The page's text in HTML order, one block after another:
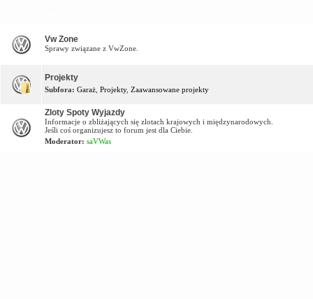
Vw Zone
Sprawy związane z VwZone.
Projekty
Subfora: Garaż Projekty, Zaawansowane projekty
Zloty Spoty Wyjazdy
Informacje o zbliżających się zlotach krajowych i międzynarodowych.
Jeśli coś organizujesz to forum jest dla Ciebie.
Moderator: saVWas